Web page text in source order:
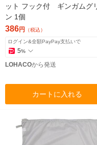
ット フック付 ギンガムグ
ン 1個
386円 （税込）
ログイン&全額PayPay支払いで
5%
LOHACOから発送
カートに入れる